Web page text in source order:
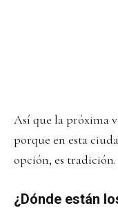
Así que la próxima
porque en esta
opción, es tradición.
¿Dónde están